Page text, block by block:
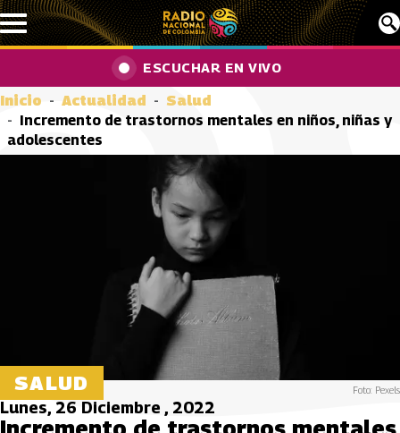
Pasar al contenido principal
ESCUCHAR EN VIVO
Inicio Actualidad
Salud
Incremento de trastornos mentales en niños, niñas y
adolescentes
SALUD Foto: Pexels
Lunes, 26 Diciembre , 2022